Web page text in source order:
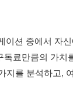
이션 중에서 자
독료만큼의 가치
지를 분석하고,